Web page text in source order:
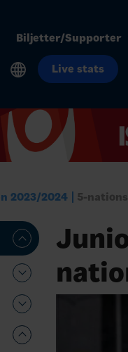
Biljetter/Supporter
Live stats
2023/2024 5-